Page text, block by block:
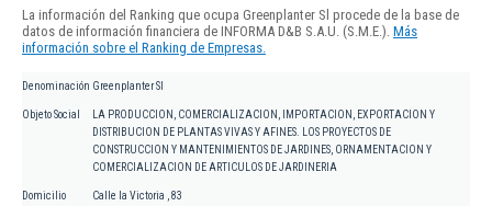
La información del Ranking que ocupa Greenplanter Sl procede de la base de
datos de información financiera de INFORMA D&B S.A.U. (S.M.E.). Más
información sobre el Ranking de Empresas.
Denominación Greenplanter Sl
Objeto Social
LA PRODUCCION, COMERCIALIZACION, IMPORTACION, EXPORTACION Y
DISTRIBUCION DE PLANTAS VIVAS Y AFINES. LOS PROYECTOS DE
CONSTRUCCION Y MANTENIMIENTOS DE JARDINES, ORNAMENTACION Y
COMERCIALIZACION DE ARTICULOS DE JARDINERIA
Domicilio
Calle la Victoria , 83